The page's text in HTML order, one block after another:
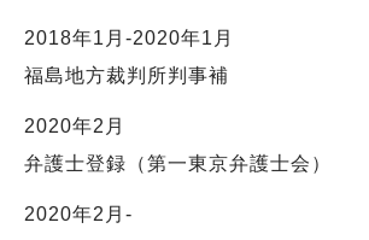
2018年1月-2020年1月
福島地方裁判所判事補
2020年2月
弁護士登録（第一東京弁護士会）
2020年2月-